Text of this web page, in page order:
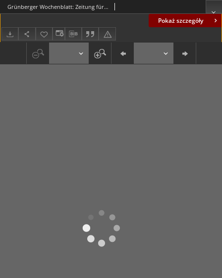
Pokaż szczegóły
Grünberger Wochenblatt: Zeitung für Stadt und Land, Nr. 104. (5. Mai 1925)